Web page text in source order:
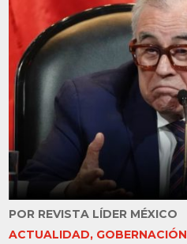
POR REVISTA LÍDER MÉXICO
ACTUALIDAD, GOBERNACIÓN